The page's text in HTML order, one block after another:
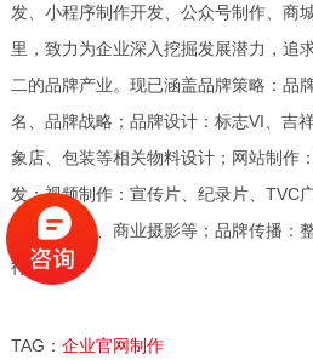
发、小程序制作开发、公众号制作、商
里，致力为企业深入挖掘发展潜力，追
二的品牌产业。现已涵盖品牌策略：品
名、品牌战略；品牌设计：标志VI、吉
象店、包装等相关物料设计；网站制作
发；视频制作：宣传片、纪录片、TVC
影、汇报片、商业摄影等；品牌传播：
行等。
TAG： 企业官网制作